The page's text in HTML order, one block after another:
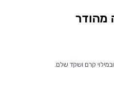
מהודר
קרם ושקד שלם.